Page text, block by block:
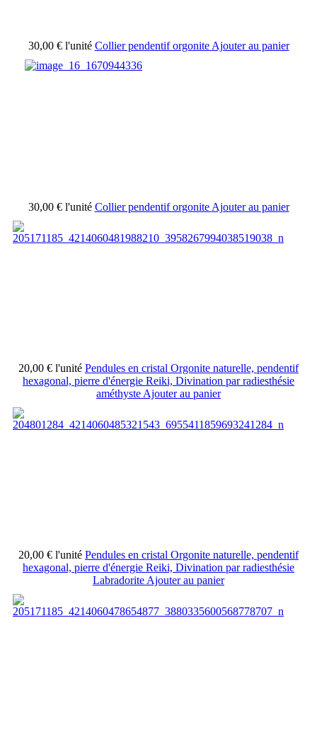
30,00 € l'unité Collier pendentif orgonite Ajouter au panier
30,00 € l'unité Collier pendentif orgonite Ajouter au panier
20,00 € l'unité Pendules en cristal Orgonite naturelle, pendentif
hexagonal, pierre d'énergie Reiki, Divination par radiesthésie
améthyste Ajouter au panier
20,00 € l'unité Pendules en cristal Orgonite naturelle, pendentif
hexagonal, pierre d'énergie Reiki, Divination par radiesthésie
Labradorite Ajouter au panier